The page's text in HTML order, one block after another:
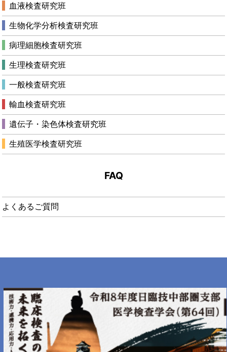
血液検査研究班
生物化学分析検査研究班
病理細胞検査研究班
生理検査研究班
一般検査研究班
輸血検査研究班
遺伝子・染色体検査研究班
生殖医学検査研究班
FAQ
よくあるご質問